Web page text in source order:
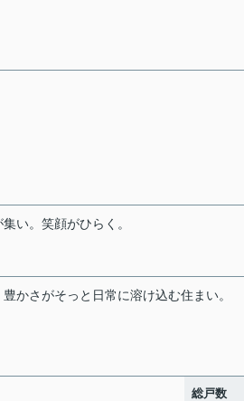
い。笑顔がひらく。
かさがそっと日常に溶け込む住まい。
総戸数